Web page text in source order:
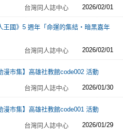
台灣同人誌中心 2026/02/01
王國》5 週年「命運的集結・暗黑嘉年
台灣同人誌中心
2026/02/01
漫市集】高雄社教館code002 活動
台灣同人誌中心 2026/01/30
漫市集】高雄社教館code001 活動
台灣同人誌中心 2026/01/29